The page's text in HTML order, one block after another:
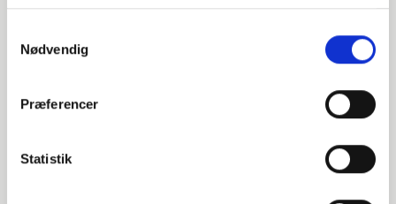
Nødvendig
Præferencer
Statistik
service eller andet. Kontakt os for professionel rådgivning
og sparring.